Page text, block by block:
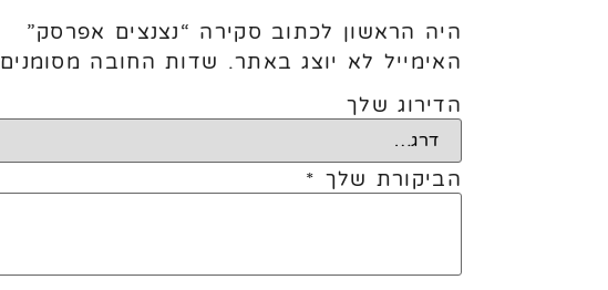
היה הראשון לכתוב סקירה “נצנצים אפרסק”
האימייל לא יוצג באתר. שדות החובה מסומנים
הדירוג שלך
הביקורת שלך *